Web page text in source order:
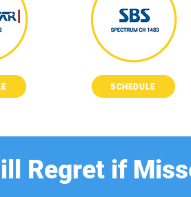
SCHEDULE
Regret if